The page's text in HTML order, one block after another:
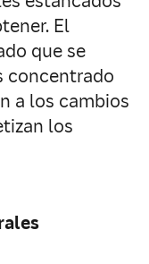
El
que se
concentrado
a los cambios
los